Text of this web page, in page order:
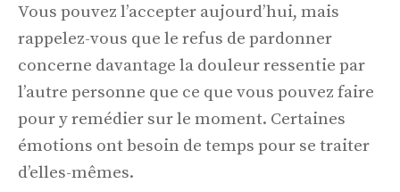
Vous pouvez l’accepter aujourd’hui, mais
rappelez-vous que le refus de pardonner
concerne davantage la douleur ressentie par
l’autre personne que ce que vous pouvez faire
pour y remédier sur le moment. Certaines
émotions ont besoin de temps pour se traiter
d’elles-mêmes.